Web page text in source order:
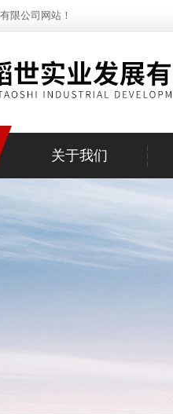
限公司网站！
关于我们